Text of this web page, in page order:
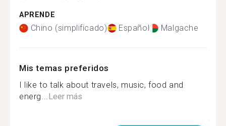
APRENDE
Chino (simplificado) Español Malgache
Mis temas preferidos
I like to talk about travels, music, food and
energ...Leer más